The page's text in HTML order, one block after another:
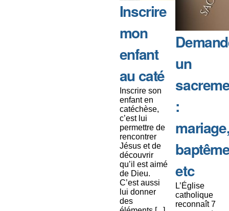
Inscrire
mon
enfant
au caté
Inscrire son
enfant en
catéchèse,
c’est lui
permettre de
rencontrer
Jésus et de
découvrir
qu’il est aimé
de Dieu.
C’est aussi
lui donner
des
un
:
etc
L’Église
catholique
reconnaît 7